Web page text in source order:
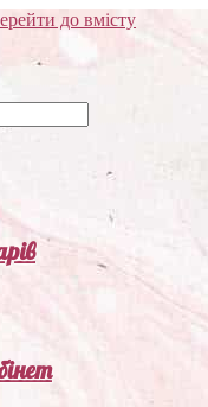
до вмісту